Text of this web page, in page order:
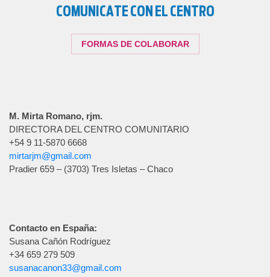
COMUNICATE CON EL CENTRO
FORMAS DE COLABORAR
M. Mirta Romano, rjm.
DIRECTORA DEL CENTRO COMUNITARIO
+54 9 11-5870 6668
mirtarjm@gmail.com
Pradier 659 – (3703) Tres Isletas – Chaco
Contacto en España:
Susana Cañón Rodríguez
+34 659 279 509
susanacanon33@gmail.com